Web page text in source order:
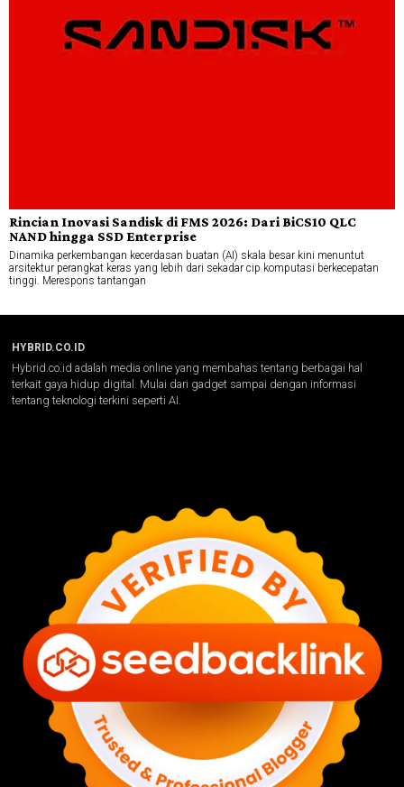
Rincian Inovasi Sandisk di FMS 2026: Dari BiCS10 QLC
NAND hingga SSD Enterprise
Dinamika perkembangan kecerdasan buatan (AI) skala besar kini menuntut
arsitektur perangkat keras yang lebih dari sekadar cip komputasi berkecepatan
tinggi. Merespons tantangan
HYBRID.CO.ID
Hybrid.co.id adalah media online yang membahas tentang berbagai hal
terkait gaya hidup digital. Mulai dari gadget sampai dengan informasi
tentang teknologi terkini seperti AI.